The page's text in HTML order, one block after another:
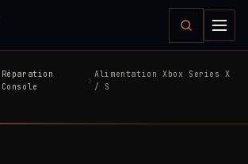
Réparation
Console
Alimentation Xbox Series X
/ S